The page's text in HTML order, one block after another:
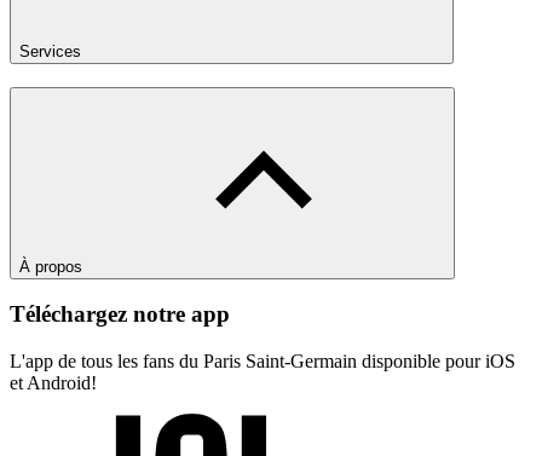
Services
À propos
Téléchargez notre app
L'app de tous les fans du Paris Saint-Germain disponible pour iOS
et Android!